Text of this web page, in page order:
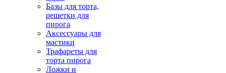
Базы для торта,
решетки для
пирога
Аксессуары для
мастики
Трафареты для
торта пирога
Ложки и